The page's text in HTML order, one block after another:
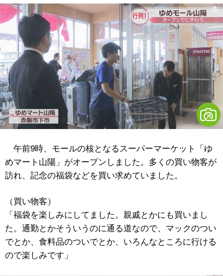
午前9時、モールの核となるスーパーマーケット「ゆ
めマート山陽」がオープンしました。多くの買い物客が
訪れ、記念の福袋などを買い求めていました。
（買い物客）
「福袋を楽しみにしてました。親戚とかにも買いまし
た。通勤とかそういうのに通る道なので、マックのつい
でとか、食料品のついでとか、いろんなところに行ける
ので楽しみです」